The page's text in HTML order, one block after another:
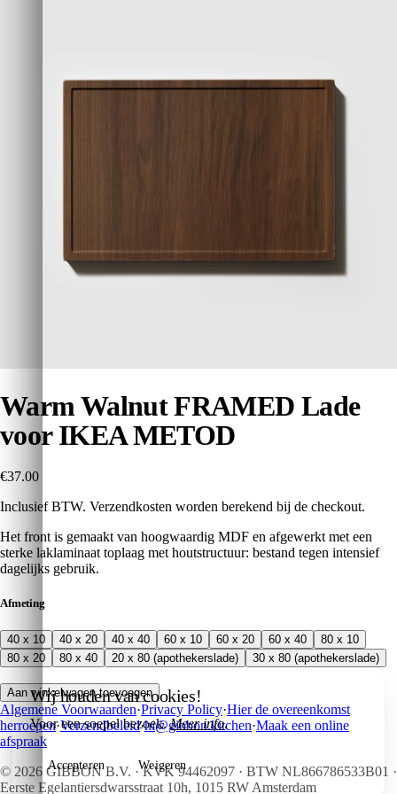
Warm Walnut FRAMED Lade
voor IKEA METOD
€37.00
Inclusief BTW. Verzendkosten worden berekend bij de checkout.
Het front is gemaakt van hoogwaardig MDF en afgewerkt met een
sterke laklaminaat toplaag met houtstructuur: bestand tegen intensief
dagelijks gebruik.
Afmeting
40 x 10 40 x 20 40 x 40 60 x 10 60 x 20 60 x 40
80 x 10
80 x 20
80 x 40 20 x 80 (apothekerslade) 30 x 80 (apothekerslade)
Aan winkelwagen toevoegen
Algemene Voorwaarden·Privacy Policy·Hier de overeenkomst
herroepen·Verzendbeleid·hi@gibbon.kitchen·Maak een online
afspraak
© 2026 GIBBON B.V. · KVK 94462097 · BTW NL866786533B01 ·
Eerste Egelantiersdwarsstraat 10h, 1015 RW Amsterdam
Wij houden van cookies!
Voor een soepel bezoek. Meer info.
Accepteren Weigeren